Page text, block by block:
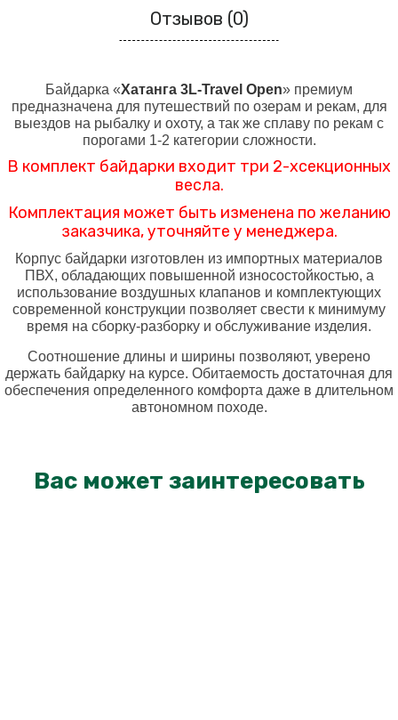
Отзывов (0)
Байдарка «Хатанга 3L-Travel Open» премиум
предназначена для путешествий по озерам и рекам, для
выездов на рыбалку и охоту, а так же сплаву по рекам с
порогами 1-2 категории сложности.
В комплект байдарки входит три 2-хсекционных
весла.
Комплектация может быть изменена по желанию
заказчика, уточняйте у менеджера.
Корпус байдарки изготовлен из импортных материалов
ПВХ, обладающих повышенной износостойкостью, а
использование воздушных клапанов и комплектующих
современной конструкции позволяет свести к минимуму
время на сборку-разборку и обслуживание изделия.
Соотношение длины и ширины позволяют, уверено
держать байдарку на курсе. Обитаемость достаточная для
обеспечения определенного комфорта даже в длительном
автономном походе.
Вас может заинтересовать